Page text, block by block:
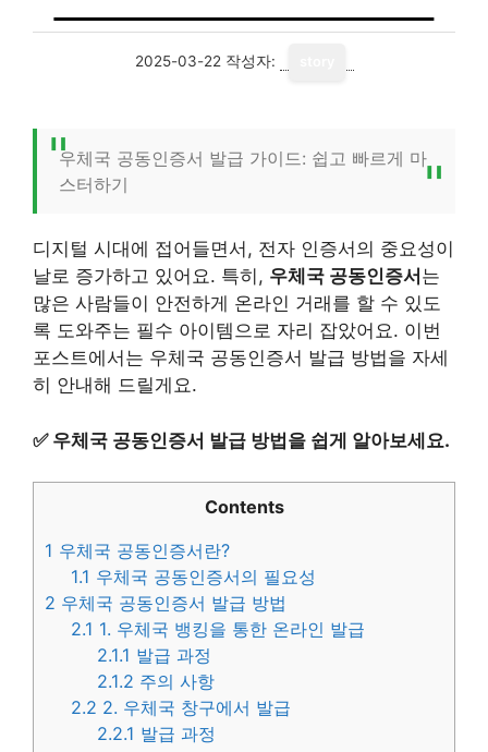
2025-03-22 작성자:
우체국 공동인증서 발급 가이드: 쉽고 빠르게 마
스터하기
디지털 시대에 접어들면서, 전자 인증서의 중요성이
날로 증가하고 있어요. 특히, 우체국 공동인증서 는
많은 사람들이 안전하게 온라인 거래를 할 수 있도
록 도와주는 필수 아이템으로 자리 잡았어요. 이번
포스트에서는 우체국 공동인증서 발급 방법을 자세
히 안내해 드릴게요.
✅ 우체국 공동인증서 발급 방법을 쉽게 알아보세요.
Contents
1 우체국 공동인증서란?
1.1 우체국 공동인증서의 필요성
2 우체국 공동인증서 발급 방법
2.1 1. 우체국 뱅킹을 통한 온라인 발급
2.1.1 발급 과정
2.1.2 주의 사항
2.2 2. 우체국 창구에서 발급
2.2.1 발급 과정